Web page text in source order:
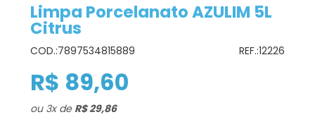
Limpa Porcelanato AZULIM 5L
Citrus
COD.:7897534815889 REF.:12226
R$ 89,60
ou 3xde R$ 29,86